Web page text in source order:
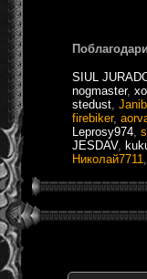
SIUL
nogmaster,
stedust
firebiker,
Leprosy974
JESDAV,
Николай7711